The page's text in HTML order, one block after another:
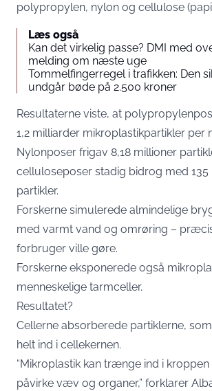
polypropylen, nylon og cellulose
Læs også
Kan det virkelig passe? DMI med
melding om næste uge
Tommelfingerregel i trafikken: Den
undgår bøde på 2.500 kroner
Resultaterne viste, at
1,2 milliarder mikroplastikpartikler per
Nylonposer frigav 8,18 millioner
celluloseposer stadig bidrog med 135
partikler.
Forskerne simulerede almindelige
med varmt vand og omrøring –
forbruger ville gøre.
Forskerne eksponerede også
menneskelige tarmceller.
Resultatet?
Cellerne absorberede partiklerne,
helt ind i cellekernen.
“Mikroplastik kan trænge ind i
påvirke væv og organer,” forklarer